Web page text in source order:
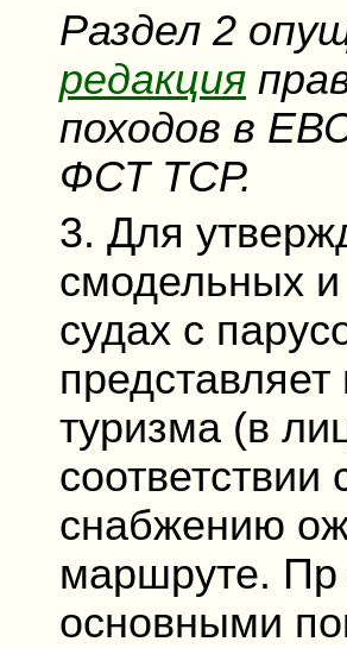
Раздел 2
редакция
походов в
ФСТ ТСР.
3. Для
смодельных
судах с
туризма (в
соответствии
снабжению
маршруте. Пр
основными